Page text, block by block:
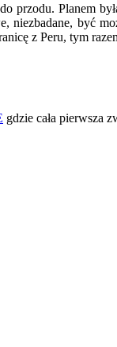
przodu. Planem
być
z Peru, tym
gdzie cała pierwsza